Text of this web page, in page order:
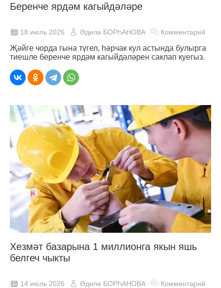
Беренче ярдәм кагыйдәләре
18 июль 2026 Әдилә БОРҺАНОВА Комментарий
Җәйге чорда гына түгел, һәрчак кул астында булырга
тиешле беренче ярдәм кагыйдәләрен саклап куегыз.
Хезмәт базарына 1 миллионга якын яшь
белгеч чыкты
14 июль 2026 Әдилә БОРҺАНОВА Комментарий